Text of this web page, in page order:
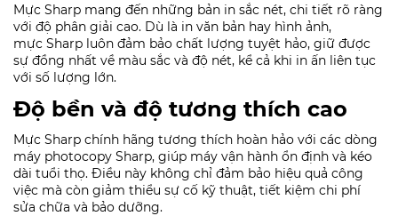
Mực Sharp mang đến những bản in sắc nét, chi tiết rõ ràng
với độ phân giải cao. Dù là in văn bản hay hình ảnh,
mực Sharp luôn đảm bảo chất lượng tuyệt hảo, giữ được
sự đồng nhất về màu sắc và độ nét, kể cả khi in ấn liên tục
với số lượng lớn.
Độ bền và độ tương thích cao
Mực Sharp chính hãng tương thích hoàn hảo với các dòng
máy photocopy Sharp, giúp máy vận hành ổn định và kéo
dài tuổi thọ. Điều này không chỉ đảm bảo hiệu quả công
việc mà còn giảm thiểu sự cố kỹ thuật, tiết kiệm chi phí
sửa chữa và bảo dưỡng.